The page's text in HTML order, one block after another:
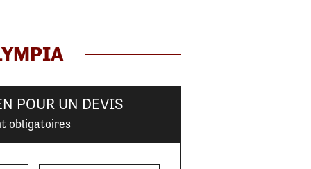
POUR UN DEVIS
obligatoires